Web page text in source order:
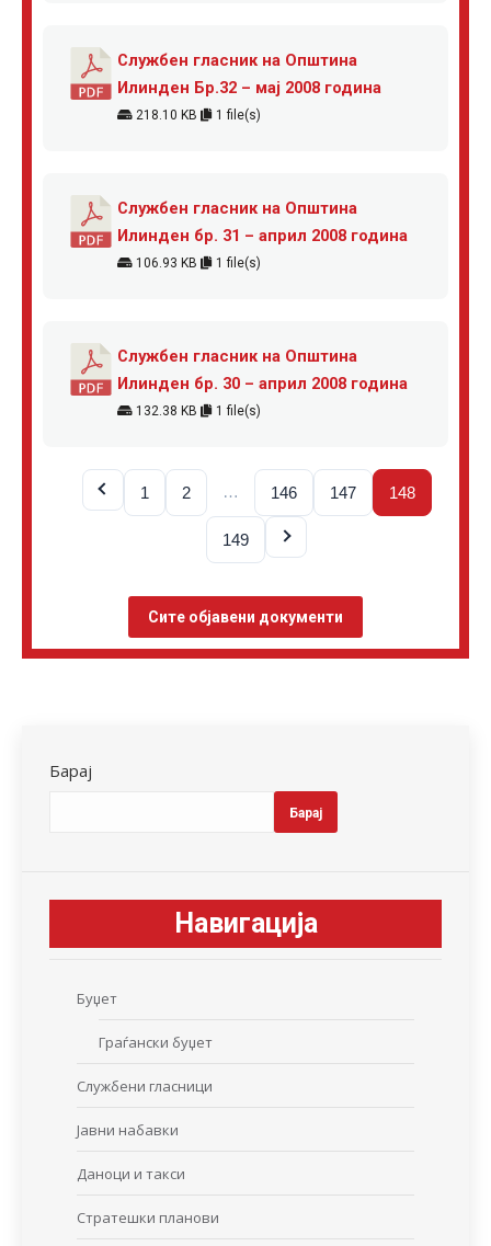
Службен гласник на Општина
Илинден Бр.32 – мај 2008 година
218.10 KB 1 file(s)
Службен гласник на Општина
Илинден бр. 31 – април 2008 година
106.93 KB 1 file(s)
Службен гласник на Општина
Илинден бр. 30 – април 2008 година
132.38 KB 1 file(s)
1 2 … 146 147 148
149
Сите објавени документи
Барај
Барај
Навигација
Буџет
Граѓански буџет
Службени гласници
Јавни набавки
Даноци и такси
Стратешки планови